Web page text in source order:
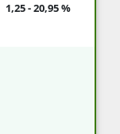
1,25 - 20,95 %